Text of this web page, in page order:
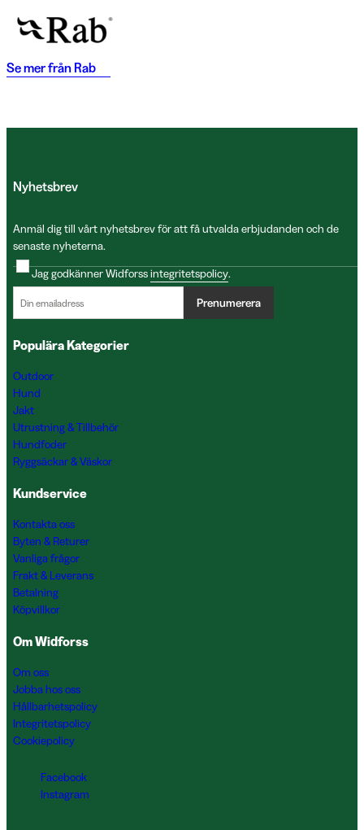
Se mer från Rab
Nyhetsbrev
Anmäl dig till vårt nyhetsbrev för att få utvalda erbjudanden och de
senaste nyheterna.
Jag godkänner Widforssintegritetspolicy.
Prenumerera
Populära Kategorier
Outdoor
Hund
Jakt
Utrustning & Tillbehör
Hundfoder
Ryggsäckar & Väskor
Kundservice
Kontakta oss
Byten & Returer
Vanliga frågor
Frakt & Leverans
Betalning
Köpvillkor
Om Widforss
Om oss
Jobba hos oss
Hållbarhetspolicy
Integritetspolicy
Cookiepolicy
Facebook
Instagram